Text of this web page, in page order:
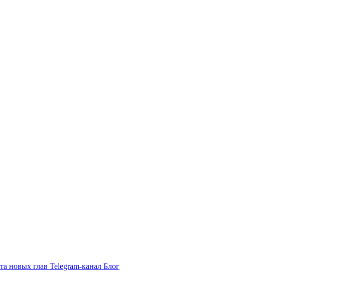
новых глав Telegram-канал Блог